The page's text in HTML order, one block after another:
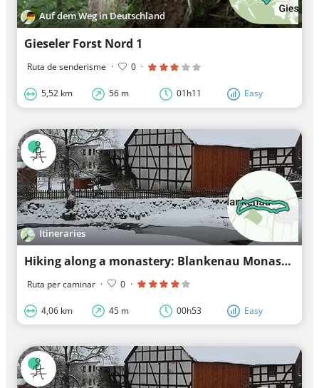
Auf dem Weg in Deutschland
Gieseler Forst Nord 1
Ruta de senderisme · 0 ·
5,52 km 56 m 01h11 Easy
Itineraries
Hiking along a monastery: Blankenau Monastery
Ruta per caminar · 0 ·
4,06 km 45 m 00h53 Easy